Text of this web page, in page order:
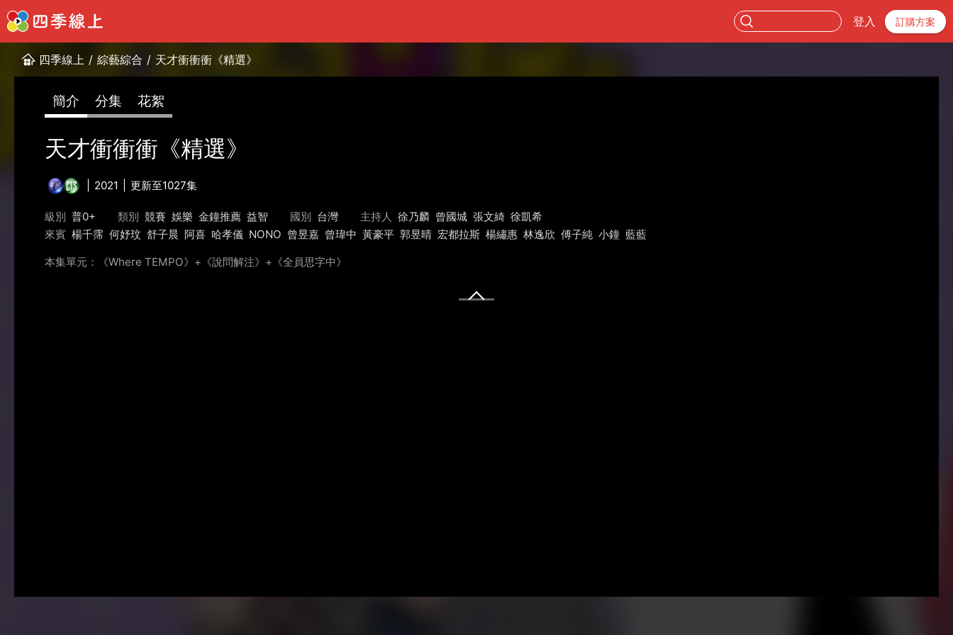
登入 訂購方案
四季線上 / 綜藝綜合 / 天才衝衝衝《精選》
簡介 分集 花絮
天才衝衝衝《精選》
2021 更新至1027集
級別 普0+ 類別 競賽 娛樂 金鐘推薦 益智 國別 台灣 主持人 徐乃麟 曾國城 張文綺 徐凱希
來賓 楊千霈 何妤玟 舒子晨 阿喜 哈孝儀 NONO 曾昱嘉 曾瑋中 黃豪平 郭昱晴 宏都拉斯 楊繡惠 林逸欣 傅子純 小鐘 藍藍
本集單元：《Where TEMPO》+《說問解注》+《全員思字中》